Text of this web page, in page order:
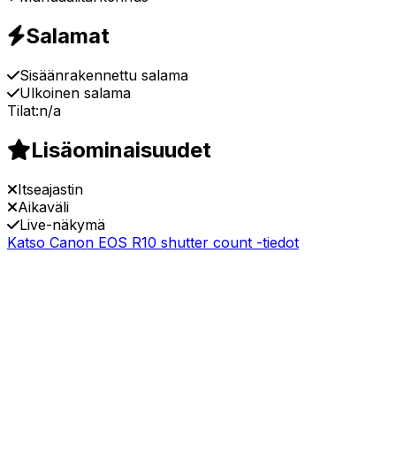
Salamat
Sisäänrakennettu salama
Ulkoinen salama
Tilat:n/a
Lisäominaisuudet
Itseajastin
Aikaväli
Live-näkymä
Katso Canon EOS R10 shutter count -tiedot